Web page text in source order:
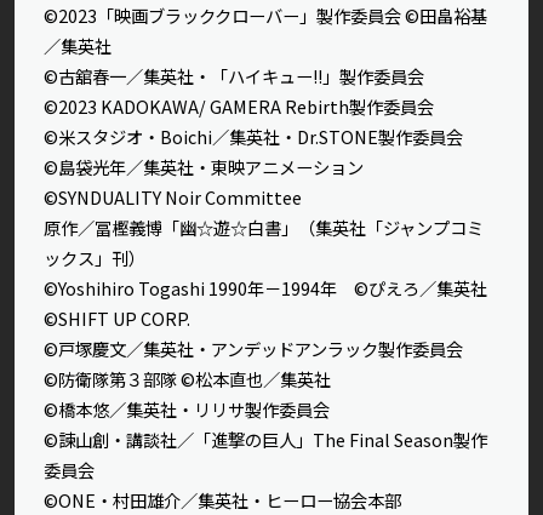
©2023「映画ブラッククローバー」製作委員会 ©田畠裕基
／集英社
©古舘春一／集英社・「ハイキュー!!」製作委員会
©2023 KADOKAWA/ GAMERA Rebirth製作委員会
©米スタジオ・Boichi／集英社・Dr.STONE製作委員会
©島袋光年／集英社・東映アニメーション
©SYNDUALITY Noir Committee
原作／冨樫義博「幽☆遊☆白書」（集英社「ジャンプコミ
ックス」刊）
©Yoshihiro Togashi 1990年－1994年 ©ぴえろ／集英社
©SHIFT UP CORP.
©戸塚慶文／集英社・アンデッドアンラック製作委員会
©防衛隊第３部隊 ©松本直也／集英社
©橋本悠／集英社・リリサ製作委員会
©諫山創・講談社／「進撃の巨人」The Final Season製作
委員会
©ONE・村田雄介／集英社・ヒーロー協会本部